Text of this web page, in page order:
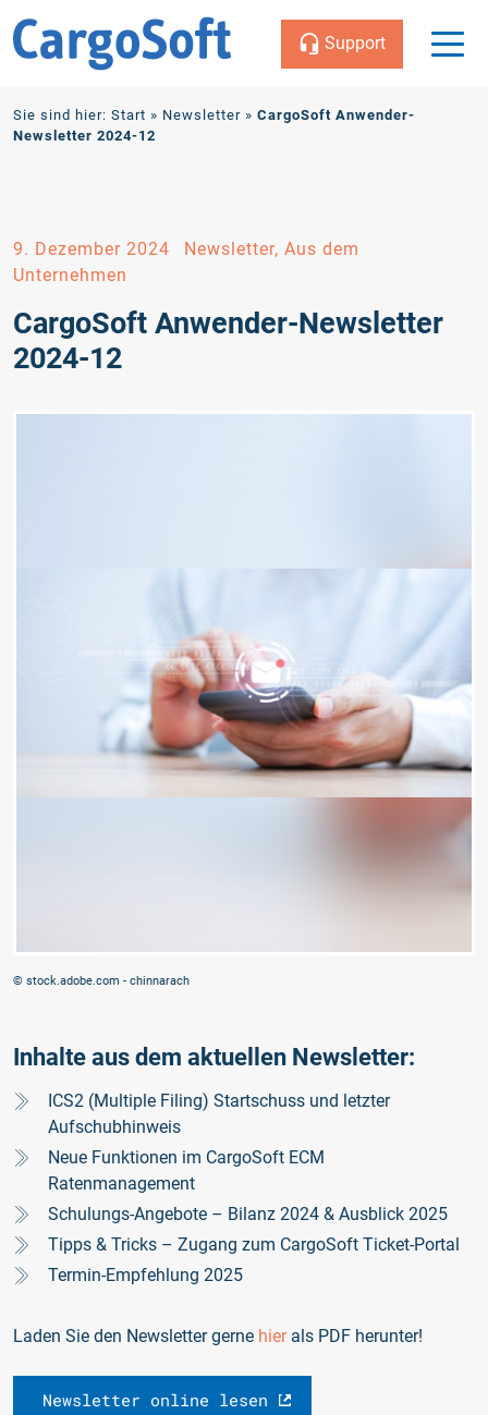
Inhalt
Support
Sie sind hier: Start » Newsletter » CargoSoft Anwender-
Newsletter 2024-12
9. Dezember 2024
Newsletter, Aus dem
Unternehmen
CargoSoft Anwender-Newsletter
2024-12
© stock.adobe.com - chinnarach
Inhalte aus dem aktuellen Newsletter:
ICS2 (Multiple Filing) Startschuss und letzter
Aufschubhinweis
Neue Funktionen im CargoSoft ECM
Ratenmanagement
Schulungs-Angebote – Bilanz 2024 & Ausblick 2025
Tipps & Tricks – Zugang zum CargoSoft Ticket-Portal
Termin-Empfehlung 2025
Laden Sie den Newsletter gerne hierals PDF herunter!
Newsletter online lesen